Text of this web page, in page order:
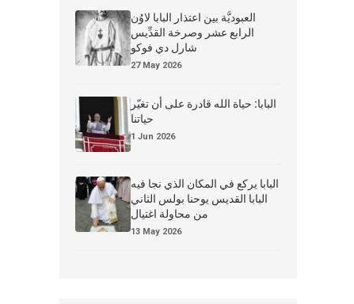
العبوديَّة بين اعتذار البابا لاوُن
الرابع عشر وصرخة القدِّيس
شارل دي فوكو
27 May 2026
البابا: حياة الله قادرة على أن تغيّر
حياتنا
1 Jun 2026
البابا يركع في المكان الذي نجا فيه
البابا القديس يوحنا بولس الثاني
من محاولة اغتيال
13 May 2026